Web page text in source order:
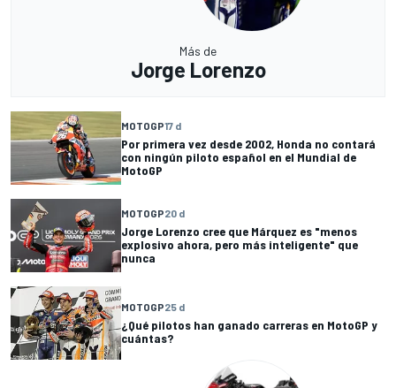
Más de
Jorge Lorenzo
MOTOGP17 d
Por primera vez desde 2002, Honda no contará
con ningún piloto español en el Mundial de
MotoGP
MOTOGP20 d
Jorge Lorenzo cree que Márquez es "menos
explosivo ahora, pero más inteligente" que
nunca
MOTOGP25 d
¿Qué pilotos han ganado carreras en MotoGP y
cuántas?